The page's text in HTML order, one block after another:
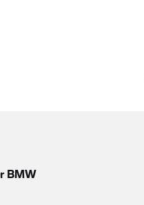
BMW